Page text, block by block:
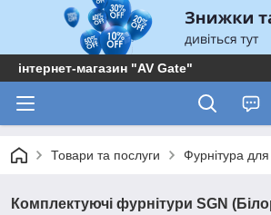
інтернет-магазин "AV Gate"
Товари та послуги Фурнітура для
Комплектуючі фурнітури SGN